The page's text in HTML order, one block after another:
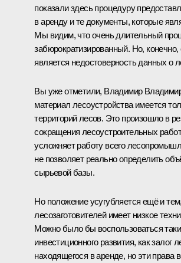
показали здесь процедуру
в аренду и те документы, которые
Мы видим, что очень длительный
забюрократизированный. Но,
является недостоверность данных о
Вы уже отметили, Владимир
материал лесоустройства имеется
территорий лесов. Это произошло в
сокращения лесоустроительных
усложняет работу всего
не позволяет реально определить
сырьевой базы.
Но положение усугубляется ещё и
лесозаготовителей имеет низкое
Можно было бы воспользоваться
инвестиционного развития, как залог
находящегося в аренде, но эти права